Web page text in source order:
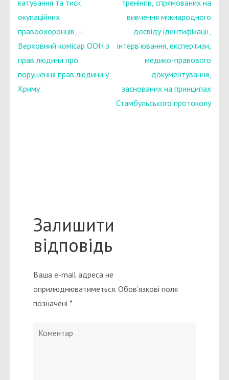
катування та тиск
окупаційних
правоохоронців, –
Верховний комісар ООН з
прав людини про
порушення прав людини у
Криму
тренінгів, спрямованих на
вивчення міжнародного
досвіду ідентифікації,
інтерв’ювання, експертизи,
медико-правового
документування,
заснованих на принципах
Стамбульського протоколу
Залишити
відповідь
Ваша e-mail адреса не
оприлюднюватиметься. Обов’язкові поля
позначені *
Коментар